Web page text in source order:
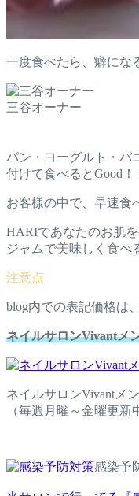
一度食べたら、癖にな
三谷オーナー
パン・ヨーグルト・バ
付けて食べるとGood！
お客様の中で、早速食
HARIであなたのお肌
ジャムで美味しく食
blog内での表記価格は
ネイルサロンVivantメ
ネイルサロンVivantメ
（毎週月曜～金曜更新
感染予